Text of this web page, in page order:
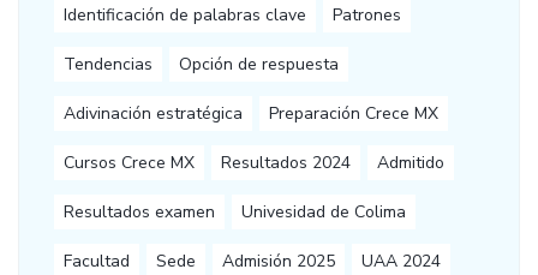
Identificación de palabras clave Patrones
Tendencias Opción de respuesta
Adivinación estratégica Preparación Crece MX
Cursos Crece MX Resultados 2024 Admitido
Resultados examen Univesidad de Colima
Facultad Sede Admisión 2025 UAA 2024